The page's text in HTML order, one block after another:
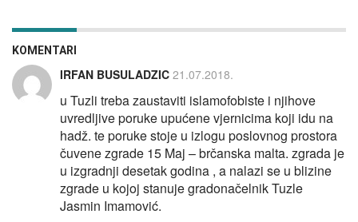
KOMENTARI
IRFAN BUSULADZIC 21.07.2018.
u Tuzli treba zaustaviti islamofobiste i njihove
uvredljive poruke upućene vjernicima koji idu na
hadž. te poruke stoje u izlogu poslovnog prostora
čuvene zgrade 15 Maj – brčanska malta. zgrada je
u izgradnji desetak godina , a nalazi se u blizine
zgrade u kojoj stanuje gradonačelnik Tuzle
Jasmin Imamović.